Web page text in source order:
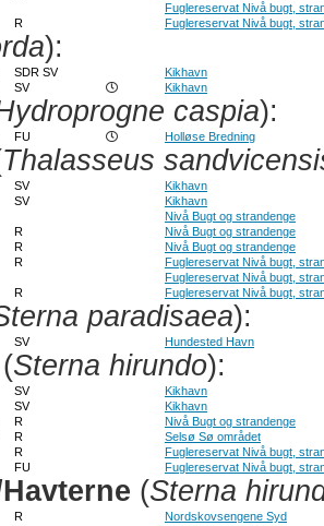
Fuglereservat Nivå bugt,
R Fuglereservat Nivå bugt,
):
SDR SV
Kikhavn
SV Kikhavn
caspia):
FU Holløse Bredning
Thalasseus
SV
Kikhavn
SV
Kikhavn
Nivå Bugt og strandenge
R
Nivå Bugt og strandenge
R
Nivå Bugt og strandenge
R
Fuglereservat Nivå bugt,
Fuglereservat Nivå bugt,
R Fuglereservat Nivå bugt,
paradisaea):
SV Hundested Havn
(Sterna hirundo):
SV
Kikhavn
SV
Kikhavn
R
Nivå Bugt og strandenge
R
Selsø Sø området
R
Fuglereservat Nivå bugt,
FU Fuglereservat Nivå bugt,
(Sterna
R Nordskovsengene Syd